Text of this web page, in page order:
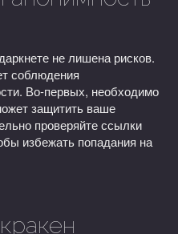
не лишена рисков.
соблюдения
Во-первых, необходимо
защитить ваше
проверяйте ссылки
избежать попадания на